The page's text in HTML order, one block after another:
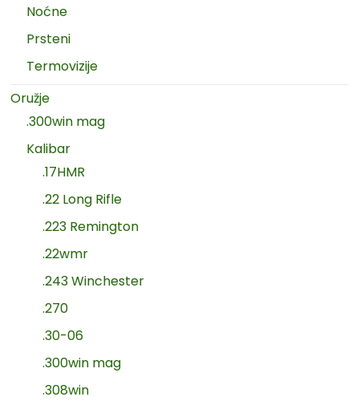
Noćne
Prsteni
Termovizije
Oružje
.300win mag
Kalibar
.17HMR
.22 Long Rifle
.223 Remington
.22wmr
.243 Winchester
.270
.30-06
.300win mag
.308win